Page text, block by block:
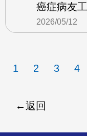
癌症病友
2026/05/12
1 2 3 4
返回